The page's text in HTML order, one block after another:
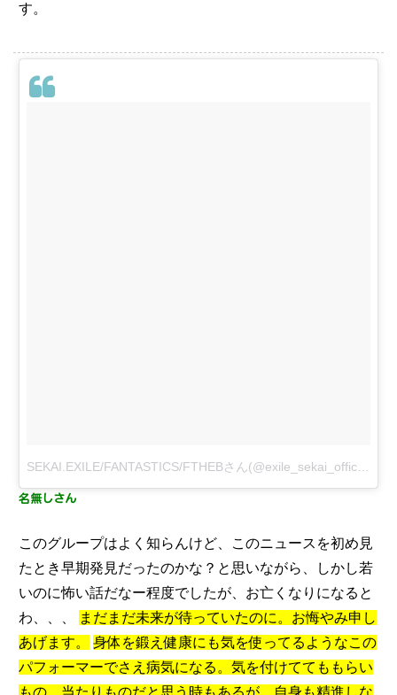
す。
SEKAI.EXILE/FANTASTICS/FTHEBさん(@exile_sekai_official)がシェアした投稿
名無しさん
このグループはよく知らんけど、このニュースを初め見
たとき早期発見だったのかな？と思いながら、しかし若
いのに怖い話だなー程度でしたが、お亡くなりになると
わ、、、
まだまだ未来が待っていたのに。お悔やみ申し
あげます。
身体を鍛え健康にも気を使ってるようなこの
パフォーマーでさえ病気になる。気を付けててももらい